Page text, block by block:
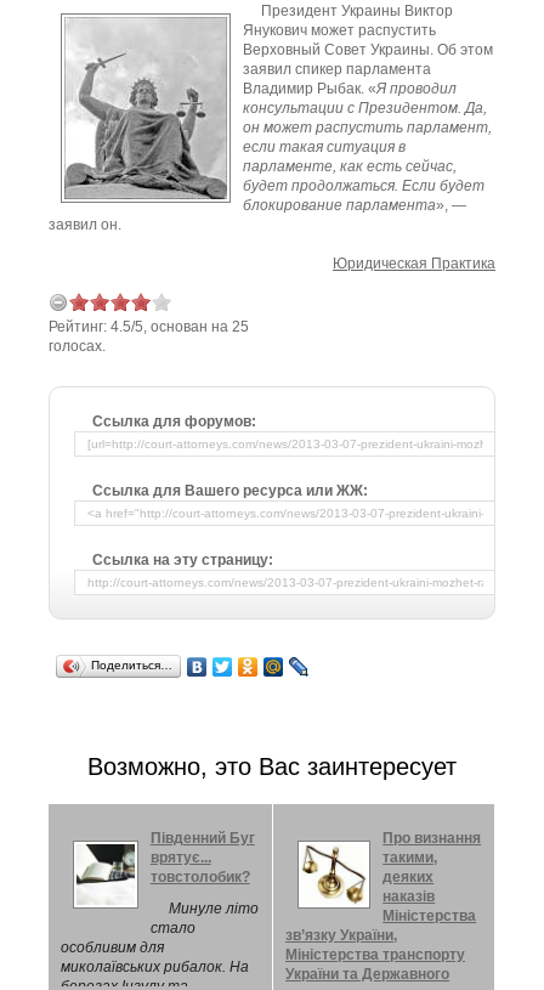
Президент Украины Виктор
Янукович может распустить
Верховный Совет Украины. Об этом
заявил спикер парламента
Владимир Рыбак. «Я проводил
консультации с Президентом. Да,
он может распустить парламент,
если такая ситуация в
парламенте, как есть сейчас,
будет продолжаться. Если будет
блокирование парламента», —
заявил он.
Юридическая Практика
Рейтинг: 4.5/5, основан на 25
голосах.
Ссылка для форумов:
Ссылка для Вашего ресурса или ЖЖ:
Ссылка на эту страницу:
Поделиться…
Возможно, это Вас заинтересует
Південний Буг
врятує...
товстолобик?
Минуле літо
стало
особливим для
миколаївських рибалок. На
берегах Інгулу та
Про визнання
такими,
деяких
наказів
Міністерства
зв’язку України,
Міністерства транспорту
України та Державного